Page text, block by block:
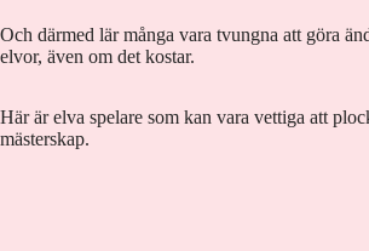
Och därmed lär många vara tvungna att göra
elvor, även om det kostar.
Här är elva spelare som kan vara vettiga att
mästerskap.